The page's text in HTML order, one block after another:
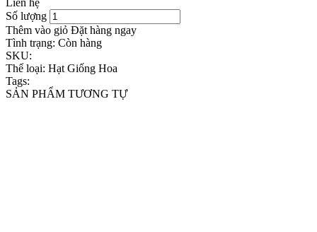
Số lượng
Thêm vào giỏ Đặt hàng ngay
Tình trạng: Còn hàng
SKU:
Thể loại: Hạt Giống Hoa
Tags:
SẢN PHẨM TƯƠNG TỰ